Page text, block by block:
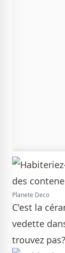
Planete Deco
C'est la
vedette
trouvez pas?